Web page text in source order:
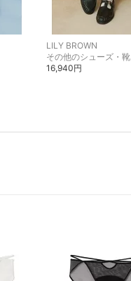
LILY BROWN
その他のシューズ・靴
16,940円